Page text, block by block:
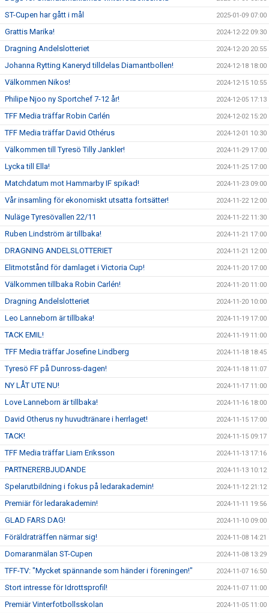
ST-Cupen har gått i mål 2025-01-09 07:00
Grattis Marika! 2024-12-22 09:30
Dragning Andelslotteriet 2024-12-20 20:55
Johanna Rytting Kaneryd tilldelas Diamantbollen! 2024-12-18 18:00
Välkommen Nikos! 2024-12-15 10:55
Philipe Njoo ny Sportchef 7-12 år! 2024-12-05 17:13
TFF Media träffar Robin Carlén 2024-12-02 15:20
TFF Media träffar David Othérus 2024-12-01 10:30
Välkommen till Tyresö Tilly Jankler! 2024-11-29 17:00
Lycka till Ella! 2024-11-25 17:00
Matchdatum mot Hammarby IF spikad! 2024-11-23 09:00
Vår insamling för ekonomiskt utsatta fortsätter! 2024-11-22 12:00
Nuläge Tyresövallen 22/11 2024-11-22 11:30
Ruben Lindström är tillbaka! 2024-11-21 17:00
DRAGNING ANDELSLOTTERIET 2024-11-21 12:00
Elitmotstånd för damlaget i Victoria Cup! 2024-11-20 17:00
Välkommen tillbaka Robin Carlén! 2024-11-20 11:00
Dragning Andelslotteriet 2024-11-20 10:00
Leo Lanneborn är tillbaka! 2024-11-19 17:00
TACK EMIL! 2024-11-19 11:00
TFF Media träffar Josefine Lindberg 2024-11-18 18:45
Tyresö FF på Dunross-dagen! 2024-11-18 11:07
NY LÅT UTE NU! 2024-11-17 11:00
Love Lanneborn är tillbaka! 2024-11-16 18:00
David Otherus ny huvudtränare i herrlaget! 2024-11-15 17:00
TACK! 2024-11-15 09:17
TFF Media träffar Liam Eriksson 2024-11-13 17:16
PARTNERERBJUDANDE 2024-11-13 10:12
Spelarutbildning i fokus på ledarakademin! 2024-11-12 21:12
Premiär för ledarakademin! 2024-11-11 19:56
GLAD FARS DAG! 2024-11-10 09:00
Föräldraträffen närmar sig! 2024-11-08 14:21
Domaranmälan ST-Cupen 2024-11-08 13:29
TFF-TV: "Mycket spännande som händer i föreningen!" 2024-11-07 16:50
Stort intresse för Idrottsprofil! 2024-11-07 11:00
Premiär Vinterfotbollsskolan 2024-11-05 11:00